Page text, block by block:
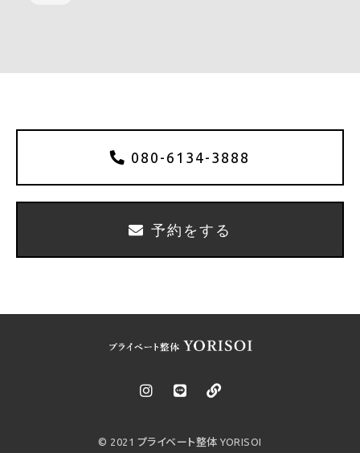
080-6134-3888
予約をする
© 2021 プライベート整体 YORISOI